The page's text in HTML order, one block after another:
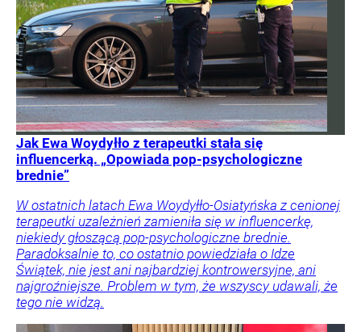
Jak Ewa Woydyłło z terapeutki stała się
influencerką. „Opowiada pop-psychologiczne
brednie”
W ostatnich latach Ewa Woydyłło-Osiatyńska z cenionej
terapeutki uzależnień zamieniła się w influencerkę,
niekiedy głoszącą pop-psychologiczne brednie.
Paradoksalnie to, co ostatnio powiedziała o Idze
Świątek, nie jest ani najbardziej kontrowersyjne, ani
najgroźniejsze. Problem w tym, że wszyscy udawali, że
tego nie widzą.